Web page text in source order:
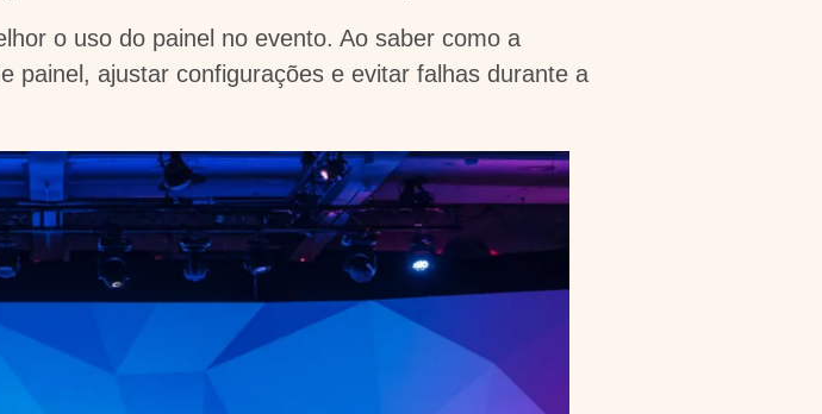
o uso do painel no evento. Ao saber como a
painel, ajustar configurações e evitar falhas durante a